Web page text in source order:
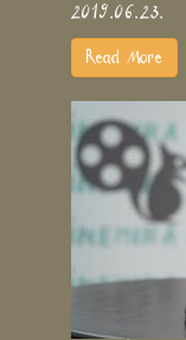
2019.06.23.
Read More